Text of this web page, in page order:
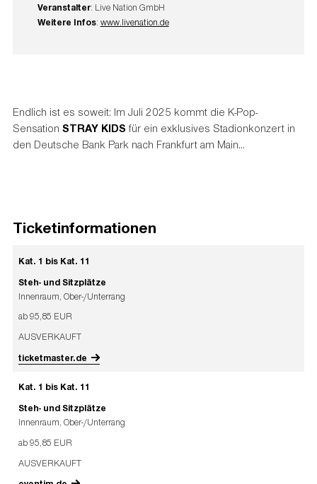
Veranstalter: Live Nation GmbH
Weitere Infos: www.livenation.de
Endlich ist es soweit: Im Juli 2025 kommt die K-Pop-
Sensation STRAY KIDS für ein exklusives Stadionkonzert in
den Deutsche Bank Park nach Frankfurt am Main...
Ticketinformationen
Kat. 1 bis Kat. 11
Steh- und Sitzplätze
Innenraum, Ober-/Unterrang
ab 95,85 EUR
AUSVERKAUFT
ticketmaster.de
Kat. 1 bis Kat. 11
Steh- und Sitzplätze
Innenraum, Ober-/Unterrang
ab 95,85 EUR
AUSVERKAUFT